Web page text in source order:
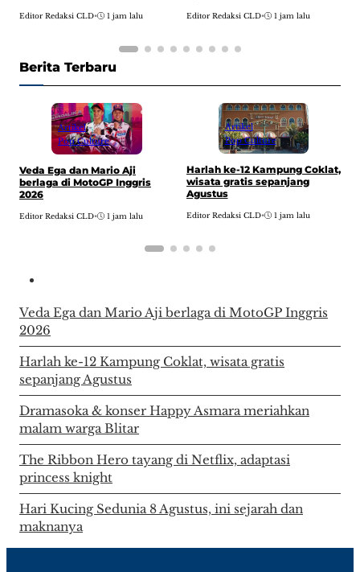
Editor Redaksi CLD• 1 jam lalu Editor Redaksi CLD• 1 jam lalu
Berita Terbaru
Artikel
Pop Culture
Veda Ega dan Mario Aji
berlaga di MotoGP Inggris
2026
Editor Redaksi CLD• 1 jam lalu
Artikel
Pop Culture
Harlah ke-12 Kampung Coklat,
wisata gratis sepanjang
Agustus
Editor Redaksi CLD• 1 jam lalu
Veda Ega dan Mario Aji berlaga di MotoGP Inggris
2026
Harlah ke-12 Kampung Coklat, wisata gratis
sepanjang Agustus
Dramasoka & konser Happy Asmara meriahkan
malam warga Blitar
The Ribbon Hero tayang di Netflix, adaptasi
princess knight
Hari Kucing Sedunia 8 Agustus, ini sejarah dan
maknanya